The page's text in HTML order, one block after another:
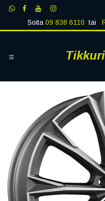
Siirry sisältöön
Soita09 838 6110 tai